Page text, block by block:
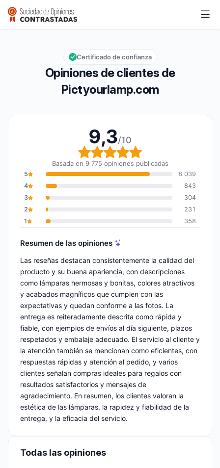
Pictyourlamp.com
Calificación global: 9,3 de 10
9,3/10
Opiniones de clientes de
Pictyourlamp.com
Certificado de confianza
9,3/10
Calificación global: 9,3
Basada en 9 775 opiniones publicadas
5
8 039
4
843
3
304
2
231
1
358
Resumen de las opiniones
Las reseñas destacan consistentemente la calidad del
producto y su buena apariencia, con descripciones
como lámparas hermosas y bonitas, colores atractivos
y acabados magníficos que cumplen con las
expectativas y quedan conforme a las fotos. La
entrega es reiteradamente descrita como rápida y
fiable, con ejemplos de envíos al día siguiente, plazos
respetados y embalaje adecuado. El servicio al cliente y
la atención también se mencionan como eficientes, con
respuestas rápidas y atención al pedido, y varios
clientes señalan compras ideales para regalos con
resultados satisfactorios y mensajes de
agradecimiento. En resumen, los clientes valoran la
estética de las lámparas, la rapidez y fiabilidad de la
entrega, y la eficacia del servicio.
Todas las opiniones